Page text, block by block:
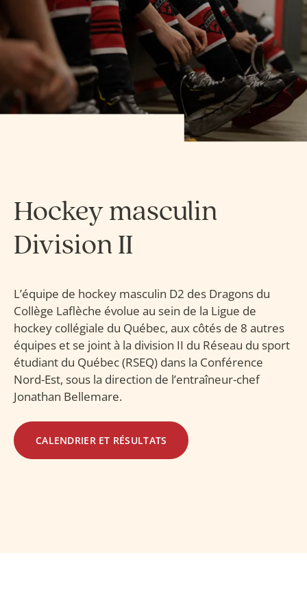
Hockey masculin
Division II
L’équipe de hockey masculin D2 des Dragons du
Collège Laflèche évolue au sein de la Ligue de
hockey collégiale du Québec, aux côtés de 8 autres
équipes et se joint à la division II du Réseau du sport
étudiant du Québec (RSEQ) dans la Conférence
Nord-Est, sous la direction de l’entraîneur-chef
Jonathan Bellemare.
CALENDRIER ET RÉSULTATS